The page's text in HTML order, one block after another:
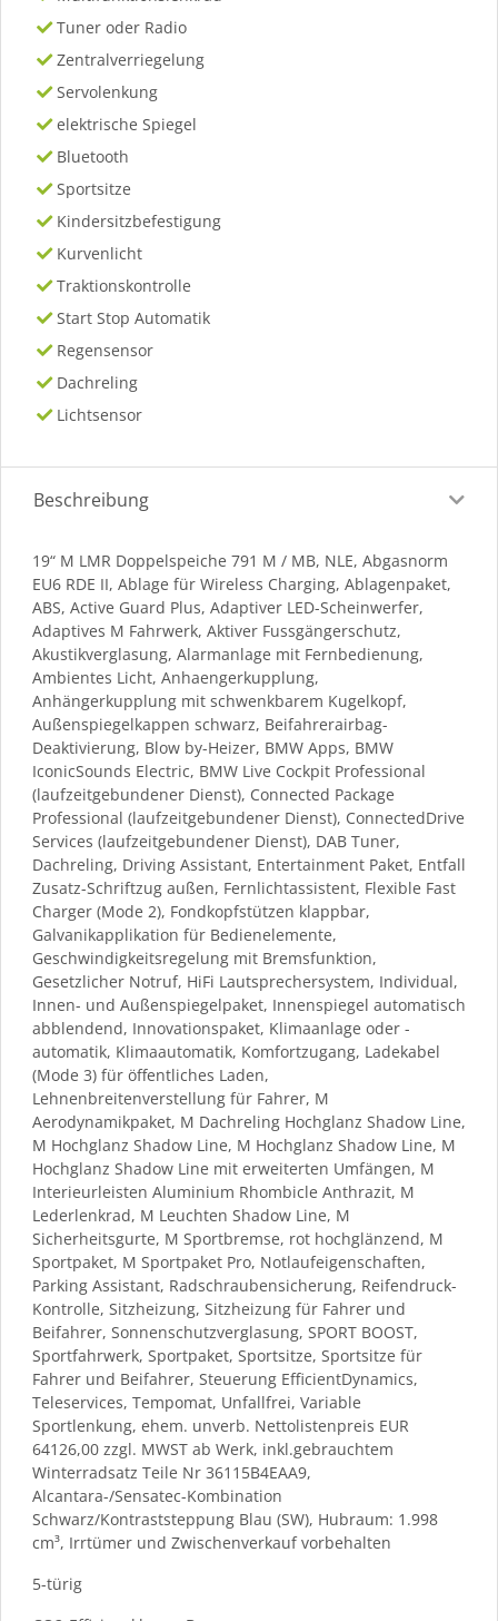
Tuner oder Radio
Zentralverriegelung
Servolenkung
elektrische Spiegel
Bluetooth
Sportsitze
Kindersitzbefestigung
Kurvenlicht
Traktionskontrolle
Start Stop Automatik
Regensensor
Dachreling
Lichtsensor
Beschreibung
19“ M LMR Doppelspeiche 791 M / MB, NLE, Abgasnorm
EU6 RDE II, Ablage für Wireless Charging, Ablagenpaket,
ABS, Active Guard Plus, Adaptiver LED-Scheinwerfer,
Adaptives M Fahrwerk, Aktiver Fussgängerschutz,
Akustikverglasung, Alarmanlage mit Fernbedienung,
Ambientes Licht, Anhaengerkupplung,
Anhängerkupplung mit schwenkbarem Kugelkopf,
Außenspiegelkappen schwarz, Beifahrerairbag-
Deaktivierung, Blow by-Heizer, BMW Apps, BMW
IconicSounds Electric, BMW Live Cockpit Professional
(laufzeitgebundener Dienst), Connected Package
Professional (laufzeitgebundener Dienst), ConnectedDrive
Services (laufzeitgebundener Dienst), DAB Tuner,
Dachreling, Driving Assistant, Entertainment Paket, Entfall
Zusatz-Schriftzug außen, Fernlichtassistent, Flexible Fast
Charger (Mode 2), Fondkopfstützen klappbar,
Galvanikapplikation für Bedienelemente,
Geschwindigkeitsregelung mit Bremsfunktion,
Gesetzlicher Notruf, HiFi Lautsprechersystem, Individual,
Innen- und Außenspiegelpaket, Innenspiegel automatisch
abblendend, Innovationspaket, Klimaanlage oder -
automatik, Klimaautomatik, Komfortzugang, Ladekabel
(Mode 3) für öffentliches Laden,
Lehnenbreitenverstellung für Fahrer, M
Aerodynamikpaket, M Dachreling Hochglanz Shadow Line,
M Hochglanz Shadow Line, M Hochglanz Shadow Line, M
Hochglanz Shadow Line mit erweiterten Umfängen, M
Interieurleisten Aluminium Rhombicle Anthrazit, M
Lederlenkrad, M Leuchten Shadow Line, M
Sicherheitsgurte, M Sportbremse, rot hochglänzend, M
Sportpaket, M Sportpaket Pro, Notlaufeigenschaften,
Parking Assistant, Radschraubensicherung, Reifendruck-
Kontrolle, Sitzheizung, Sitzheizung für Fahrer und
Beifahrer, Sonnenschutzverglasung, SPORT BOOST,
Sportfahrwerk, Sportpaket, Sportsitze, Sportsitze für
Fahrer und Beifahrer, Steuerung EfficientDynamics,
Teleservices, Tempomat, Unfallfrei, Variable
Sportlenkung, ehem. unverb. Nettolistenpreis EUR
64126,00 zzgl. MWST ab Werk, inkl.gebrauchtem
Winterradsatz Teile Nr 36115B4EAA9,
Alcantara-/Sensatec-Kombination
Schwarz/Kontraststeppung Blau (SW), Hubraum: 1.998
cm³, Irrtümer und Zwischenverkauf vorbehalten
5-türig